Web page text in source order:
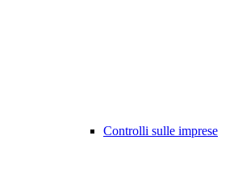
Controlli sulle imprese